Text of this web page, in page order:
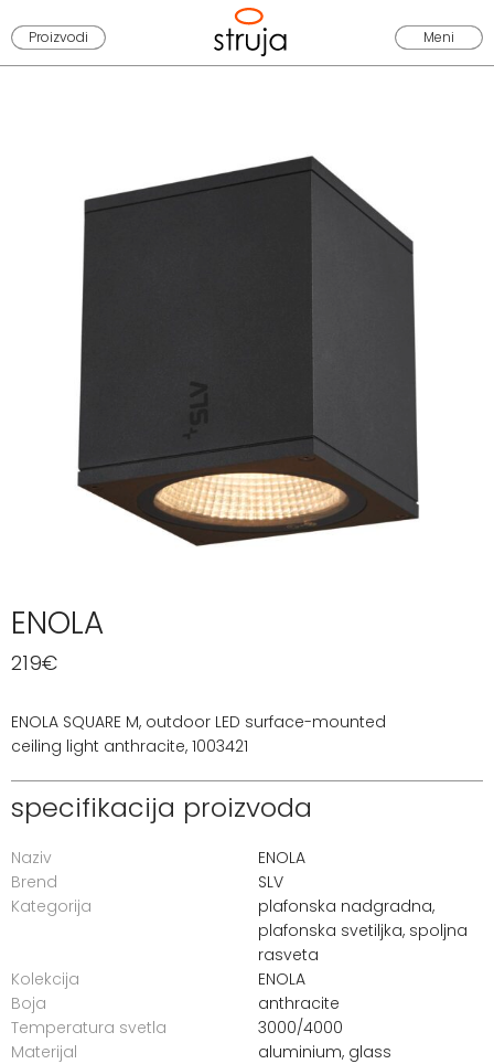
Proizvodi Meni
ENOLA
219€
ENOLA SQUARE M, outdoor LED surface-mounted
ceiling light anthracite, 1003421
specifikacija proizvoda
Naziv
ENOLA
Brend
SLV
Kategorija
plafonska nadgradna,
plafonska svetiljka, spoljna
rasveta
Kolekcija
ENOLA
Boja
anthracite
Temperatura svetla
3000/4000
Materijal
aluminium, glass